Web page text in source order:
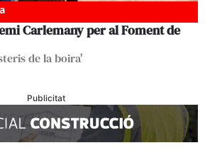
Carlemany per al Foment de
de la boira'
Publicitat